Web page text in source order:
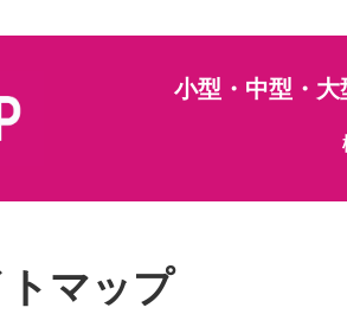
小型・中型・
マップ